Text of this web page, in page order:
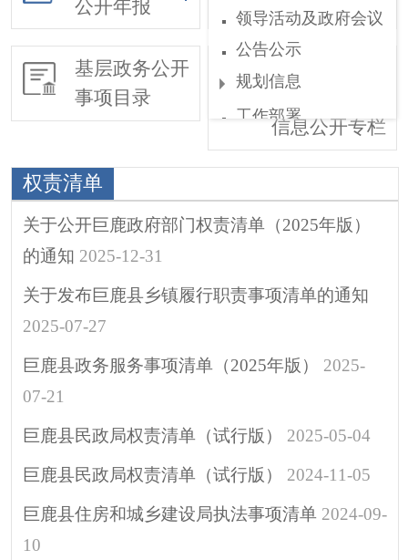
领导活动及政府会议
公告公示
规划信息
工作部署
权责和公共服务清单
公共服务清单
栏
预算/决算
政府采购
突发公共事件
人大代表建议
公开年报
基层政务公开
事项目录
惠民惠农财政
信息公开专栏
权责清单
关于公开巨鹿政府部门权责清单（2025年版）
的通知 2025-12-31
关于发布巨鹿县乡镇履行职责事项清单的通知
2025-07-27
巨鹿县政务服务事项清单（2025年版）
2025-
07-21
巨鹿县民政局权责清单（试行版） 2025-05-04
巨鹿县民政局权责清单（试行版） 2024-11-05
巨鹿县住房和城乡建设局执法事项清单 2024-09-
10